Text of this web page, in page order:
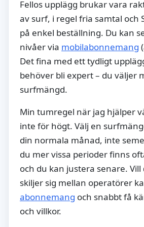
Fellos upplägg brukar vara
av surf, i regel fria samtal och
på enkel beställning. Du kan
nivåer via mobilabonnemang
Det fina med ett tydligt
behöver bli expert – du väljer
surfmängd.
Min tumregel när jag hjälper
inte för högt. Välj en
din normala månad, inte
du mer vissa perioder finns
och du kan justera senare.
skiljer sig mellan operatörer
abonnemang och snabbt få
och villkor.